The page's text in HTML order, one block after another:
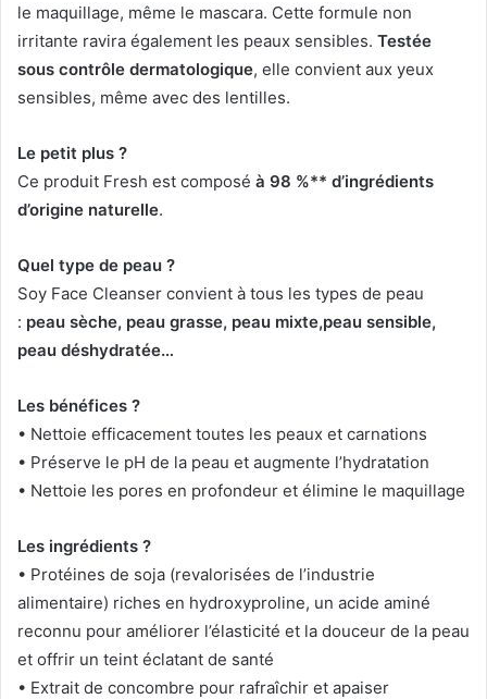
le maquillage, même le mascara. Cette formule non
irritante ravira également les peaux sensibles. Testée
sous contrôle dermatologique, elle convient aux yeux
sensibles, même avec des lentilles.
Le petit plus ?
Ce produit Fresh est composé à 98 %** d’ingrédients
d’origine naturelle.
Quel type de peau ?
Soy Face Cleanser convient à tous les types de peau
: peau sèche, peau grasse, peau mixte,peau sensible,
peau déshydratée…
Les bénéfices ?
• Nettoie efficacement toutes les peaux et carnations
• Préserve le pH de la peau et augmente l’hydratation
• Nettoie les pores en profondeur et élimine le maquillage
Les ingrédients ?
• Protéines de soja (revalorisées de l’industrie
alimentaire) riches en hydroxyproline, un acide aminé
reconnu pour améliorer l’élasticité et la douceur de la peau
et offrir un teint éclatant de santé
• Extrait de concombre pour rafraîchir et apaiser